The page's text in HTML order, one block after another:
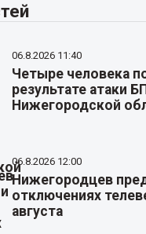
06.8.2026 11:40
Четыре человека
результате атаки
Нижегородской
06.8.2026 12:00
Нижегородцев
отключениях
августа